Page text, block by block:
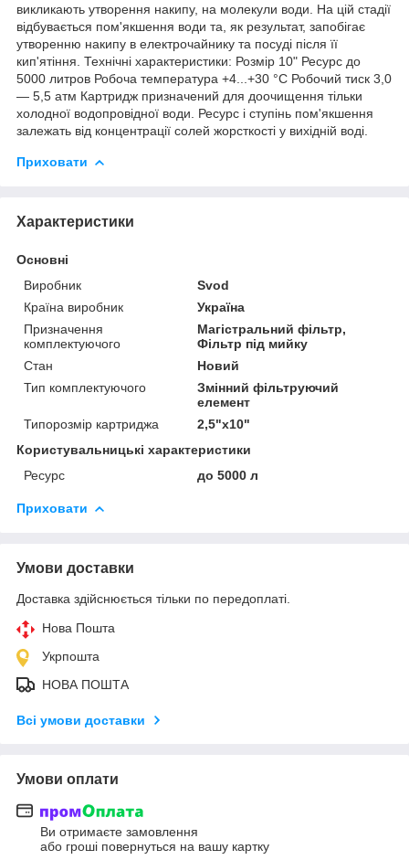
викликають утворення накипу, на молекули води. На цій стадії
відбувається пом'якшення води та, як результат, запобігає
утворенню накипу в електрочайнику та посуді після її
кип'ятіння. Технічні характеристики: Розмір 10" Ресурс до
5000 литров Робоча температура +4...+30 °C Робочий тиск 3,0
— 5,5 атм Картридж призначений для доочищення тільки
холодної водопровідної води. Ресурс і ступінь пом'якшення
залежать від концентрації солей жорсткості у вихідній воді.
Приховати
Характеристики
Основні
Виробник
Svod
Країна виробник
Україна
Призначення
комплектуючого
Магістральний фільтр,
Фільтр під мийку
Стан
Новий
Тип комплектуючого
Змінний фільтруючий
елемент
Типорозмір картриджа
2,5"х10"
Користувальницькі характеристики
Ресурс
до 5000 л
Приховати
Умови доставки
Доставка здійснюється тільки по передоплаті.
Нова Пошта
Укрпошта
НОВА ПОШТА
Всі умови доставки
Умови оплати
Ви отримаєте замовлення
або гроші повернуться на вашу картку